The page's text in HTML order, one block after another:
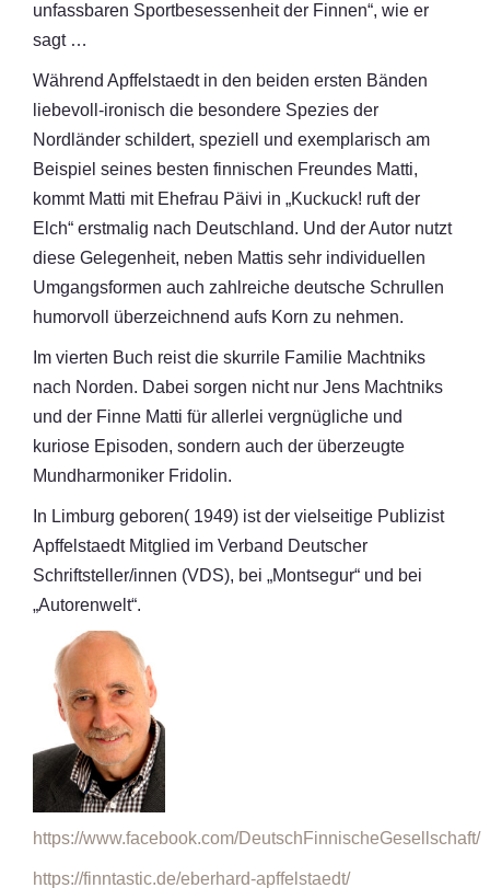
unfassbaren Sportbesessenheit der Finnen“, wie er
sagt …
Während Apffelstaedt in den beiden ersten Bänden
liebevoll-ironisch die besondere Spezies der
Nordländer schildert, speziell und exemplarisch am
Beispiel seines besten finnischen Freundes Matti,
kommt Matti mit Ehefrau Päivi in „Kuckuck! ruft der
Elch“ erstmalig nach Deutschland. Und der Autor nutzt
diese Gelegenheit, neben Mattis sehr individuellen
Umgangsformen auch zahlreiche deutsche Schrullen
humorvoll überzeichnend aufs Korn zu nehmen.
Im vierten Buch reist die skurrile Familie Machtniks
nach Norden. Dabei sorgen nicht nur Jens Machtniks
und der Finne Matti für allerlei vergnügliche und
kuriose Episoden, sondern auch der überzeugte
Mundharmoniker Fridolin.
In Limburg geboren( 1949) ist der vielseitige Publizist
Apffelstaedt Mitglied im Verband Deutscher
Schriftsteller/innen (VDS), bei „Montsegur“ und bei
„Autorenwelt“.
https://www.facebook.com/DeutschFinnischeGesellschaft/
https://finntastic.de/eberhard-apffelstaedt/